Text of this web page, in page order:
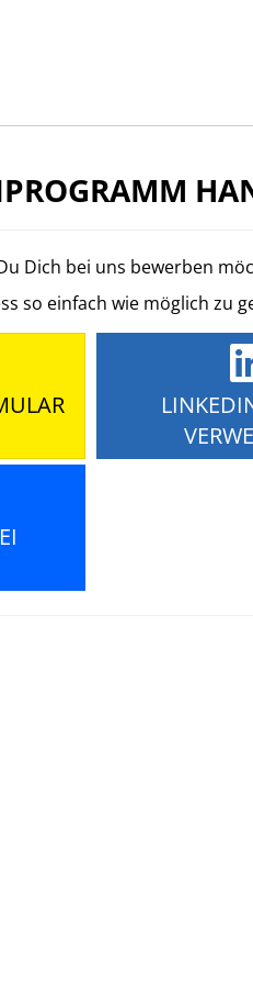
Dich bei uns bewerben
so einfach wie möglich zu